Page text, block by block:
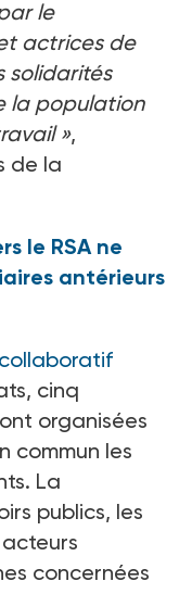
le
actrices de
solidarités
la population
»,
de la
le RSA ne
antérieurs
cinq
organisées
commun les
La
publics, les
concernées